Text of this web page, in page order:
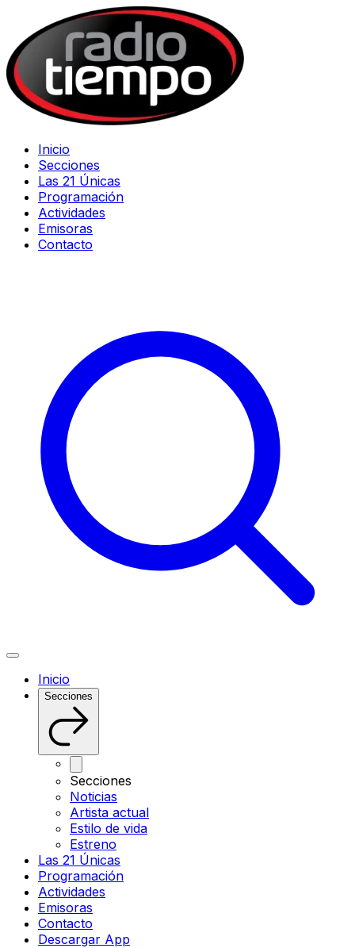
Inicio
Secciones
Las 21 Únicas
Programación
Actividades
Emisoras
Contacto
Inicio
Secciones
Secciones
Noticias
Artista actual
Estilo de vida
Estreno
Las 21 Únicas
Programación
Actividades
Emisoras
Contacto
Descargar App